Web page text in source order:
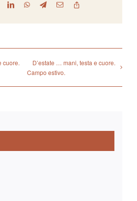
LinkedInWhatsAppTelegramEmail
cuore.
D’estate … mani, testa e cuore.
Campo estivo.